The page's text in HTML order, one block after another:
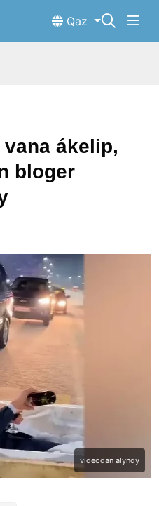
Qaz
ákelip,
bloger
vıdeodan alyndy